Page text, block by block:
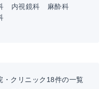
内視鏡科
麻酔科
・クリニック18件の一覧